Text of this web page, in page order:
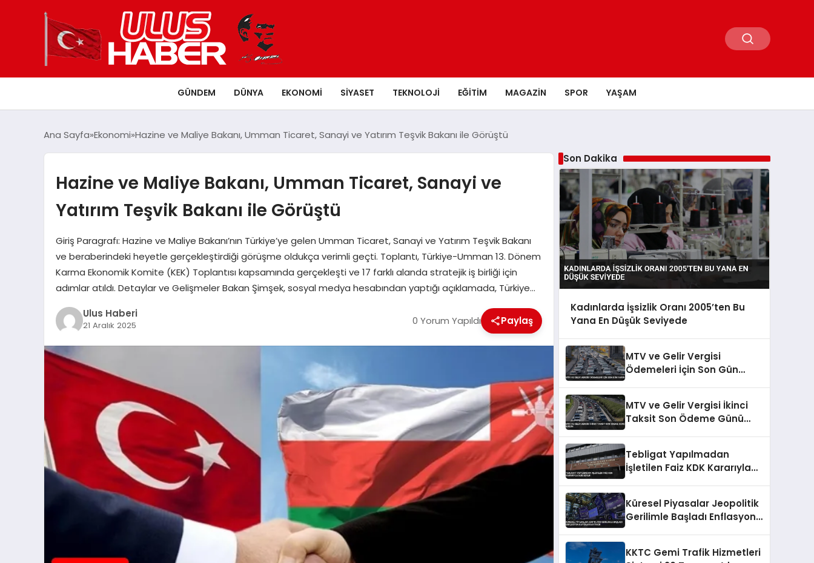
GÜNDEM DÜNYA EKONOMI SIYASET TEKNOLOJI EĞITIM MAGAZIN SPOR YAŞAM
Ana Sayfa Ekonomi Hazine ve Maliye Bakanı, Umman Ticaret, Sanayi ve Yatırım Teşvik Bakanı ile Görüştü
Hazine ve Maliye Bakanı, Umman Ticaret, Sanayi ve
Yatırım Teşvik Bakanı ile Görüştü
Giriş Paragrafı: Hazine ve Maliye Bakanı’nın Türkiye’ye gelen Umman Ticaret, Sanayi ve Yatırım Teşvik Bakanı
ve beraberindeki heyetle gerçekleştirdiği görüşme oldukça verimli geçti. Toplantı, Türkiye-Umman 13. Dönem
Karma Ekonomik Komite (KEK) Toplantısı kapsamında gerçekleşti ve 17 farklı alanda stratejik iş birliği için
adımlar atıldı. Detaylar ve Gelişmeler Bakan Şimşek, sosyal medya hesabından yaptığı açıklamada, Türkiye…
Ulus Haberi
21 Aralık 2025 0 Yorum Yapıldı Paylaş
Son Dakika
Kadınlarda İşsizlik Oranı 2005’ten Bu
Yana En Düşük Seviyede
MTV ve Gelir Vergisi
Ödemeleri İçin Son Gün
MTV ve Gelir Vergisi İkinci
Taksit Son Ödeme Günü
Tebligat Yapılmadan
İşletilen Faiz KDK Kararıyla
Küresel Piyasalar Jeopolitik
Gerilimle Başladı Enflasyon
KKTC Gemi Trafik Hizmetleri